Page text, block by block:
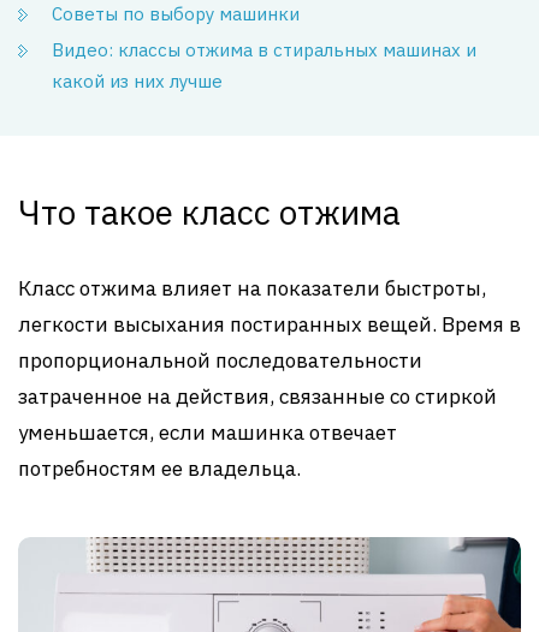
Советы по выбору машинки
Видео: классы отжима в стиральных машинах и
какой из них лучше
Что такое класс отжима
Класс отжима влияет на показатели быстроты,
легкости высыхания постиранных вещей. Время в
пропорциональной последовательности
затраченное на действия, связанные со стиркой
уменьшается, если машинка отвечает
потребностям ее владельца.